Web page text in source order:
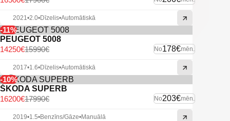
2021•2.0•Dīzelis•Automātiskā
-11%
PEUGEOT 5008
No178€mēn.
15990€
14250€
2017•1.6•Dīzelis•Automātiskā
-10%
ŠKODA SUPERB
No203€mēn.
17990€
16200€
2019•1.5•Benzīns/Gāze•Manuālā